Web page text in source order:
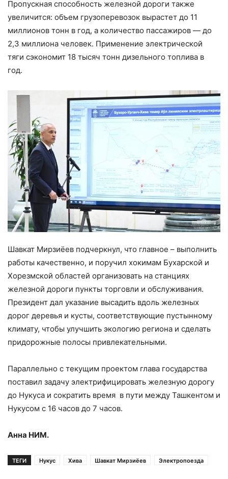
Пропускная способность железной дороги также
увеличится: объем грузоперевозок вырастет до 11
миллионов тонн в год, а количество пассажиров — до
2,3 миллиона человек. Применение электрической
тяги сэкономит 18 тысяч тонн дизельного топлива в
год.
Шавкат Мирзиёев подчеркнул, что главное – выполнить
работы качественно, и поручил хокимам Бухарской и
Хорезмской областей организовать на станциях
железной дороги пункты торговли и обслуживания.
Президент дал указание высадить вдоль железных
дорог деревья и кусты, соответствующие пустынному
климату, чтобы улучшить экологию региона и сделать
придорожные полосы привлекательными.
Параллельно с текущим проектом глава государства
поставил задачу электрифицировать железную дорогу
до Нукуса и сократить время в пути между Ташкентом и
Нукусом с 16 часов до 7 часов.
Анна НИМ.
ТЕГИ Нукус Хива Шавкат Мирзиёев Электропоезда